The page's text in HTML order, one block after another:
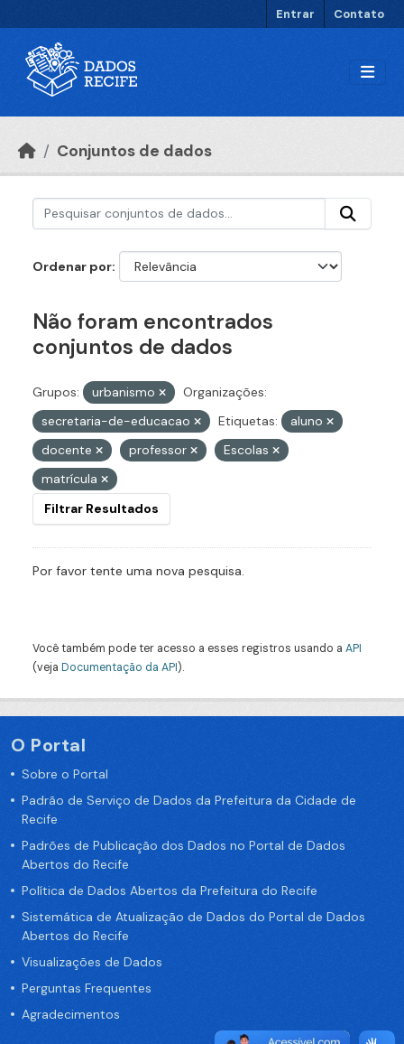
Entrar Contato
Conjuntos de dados
Ordenar por
Não foram encontrados
conjuntos de dados
Grupos: urbanismo
Organizações:
secretaria-de-educacao
Etiquetas:
aluno
docente
professor
Escolas
matrícula
Filtrar Resultados
Por favor tente uma nova pesquisa.
Você também pode ter acesso a esses registros usando a API
(veja Documentação da API).
O Portal
Sobre o Portal
Padrão de Serviço de Dados da Prefeitura da Cidade de
Recife
Padrões de Publicação dos Dados no Portal de Dados
Abertos do Recife
Política de Dados Abertos da Prefeitura do Recife
Sistemática de Atualização de Dados do Portal de Dados
Abertos do Recife
Visualizações de Dados
Perguntas Frequentes
Agradecimentos